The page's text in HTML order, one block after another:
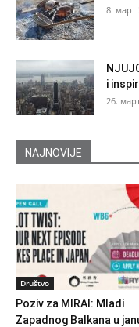
8. март
i
26.
NAJNOVIJE
Društvo
Poziv za MIRAI: Mladi
Zapadnog Balkana u